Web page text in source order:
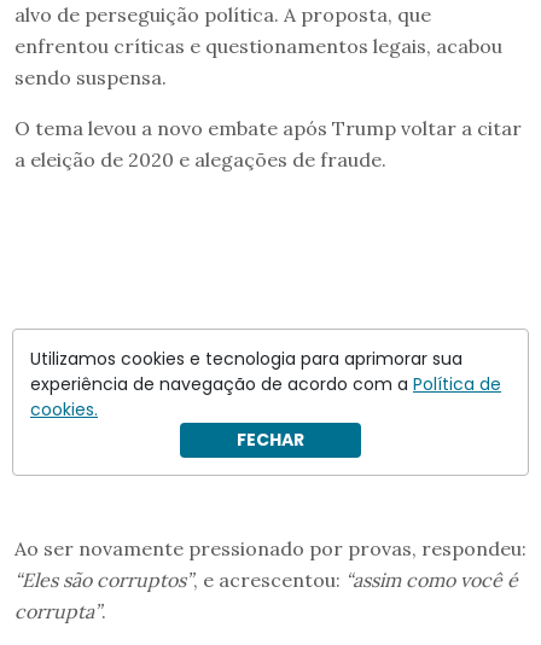
alvo de perseguição política. A proposta, que
enfrentou críticas e questionamentos legais, acabou
sendo suspensa.
O tema levou a novo embate após Trump voltar a citar
a eleição de 2020 e alegações de fraude.
Ao ser novamente pressionado por provas, respondeu:
“Eles são corruptos”, e acrescentou: “assim como você é
corrupta”.
Utilizamos cookies e tecnologia para aprimorar sua
experiência de navegação de acordo com a Política de
cookies.
FECHAR